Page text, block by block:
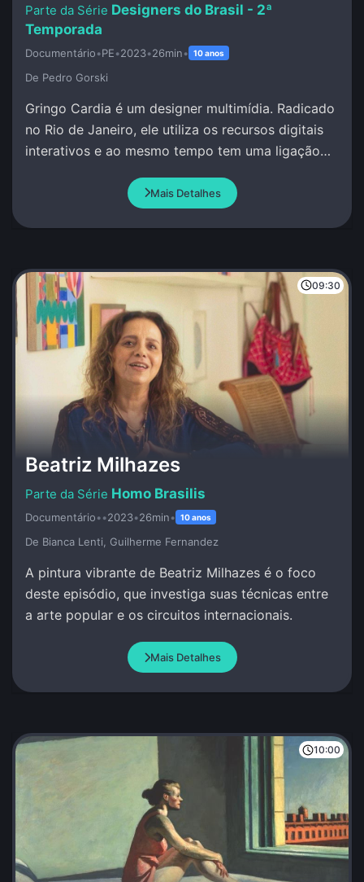
Designers do Brasil - 2ª
Temporada
Documentário•PE•2023•26min• 10 anos
De Pedro Gorski
Gringo Cardia é um designer multimídia. Radicado
no Rio de Janeiro, ele utiliza os recursos digitais
interativos e ao mesmo tempo tem uma ligação
Mais Detalhes
09:30
Beatriz Milhazes
Homo Brasilis
Documentário••2023•26min• 10 anos
De Bianca Lenti, Guilherme Fernandez
A pintura vibrante de Beatriz Milhazes é o foco
deste episódio, que investiga suas técnicas entre
a arte popular e os circuitos internacionais.
Mais Detalhes
10:00